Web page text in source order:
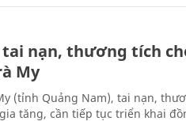
tai nạn, thương tích
My
(tỉnh Quảng Nam), tai nạn,
tăng, cần tiếp tục triển khai